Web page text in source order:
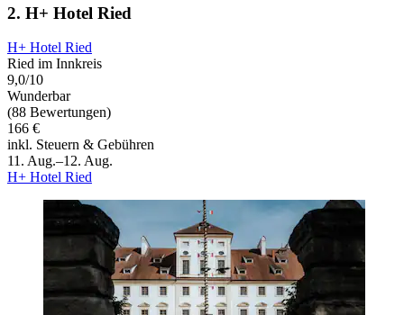
2. H+ Hotel Ried
H+ Hotel Ried
Ried im Innkreis
9,0/10
Wunderbar
(88 Bewertungen)
166 €
inkl. Steuern & Gebühren
11. Aug.–12. Aug.
H+ Hotel Ried